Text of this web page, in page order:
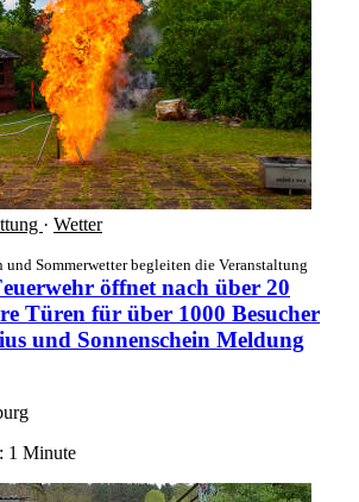
· Wetter
und Sommerwetter begleiten die Veranstaltung
öffnet nach über 20
Türen für über 1000 Besucher
und Sonnenschein Meldung
1 Minute